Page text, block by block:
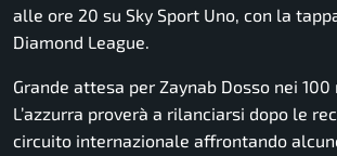
alle ore 20 su Sky Sport Uno, con la
Diamond League.
Grande attesa per Zaynab Dosso nei
L’azzurra proverà a rilanciarsi dopo le
circuito internazionale affrontando